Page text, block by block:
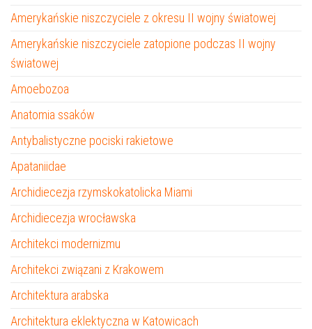
Amerykańskie niszczyciele z okresu II wojny światowej
Amerykańskie niszczyciele zatopione podczas II wojny
światowej
Amoebozoa
Anatomia ssaków
Antybalistyczne pociski rakietowe
Apataniidae
Archidiecezja rzymskokatolicka Miami
Archidiecezja wrocławska
Architekci modernizmu
Architekci związani z Krakowem
Architektura arabska
Architektura eklektyczna w Katowicach